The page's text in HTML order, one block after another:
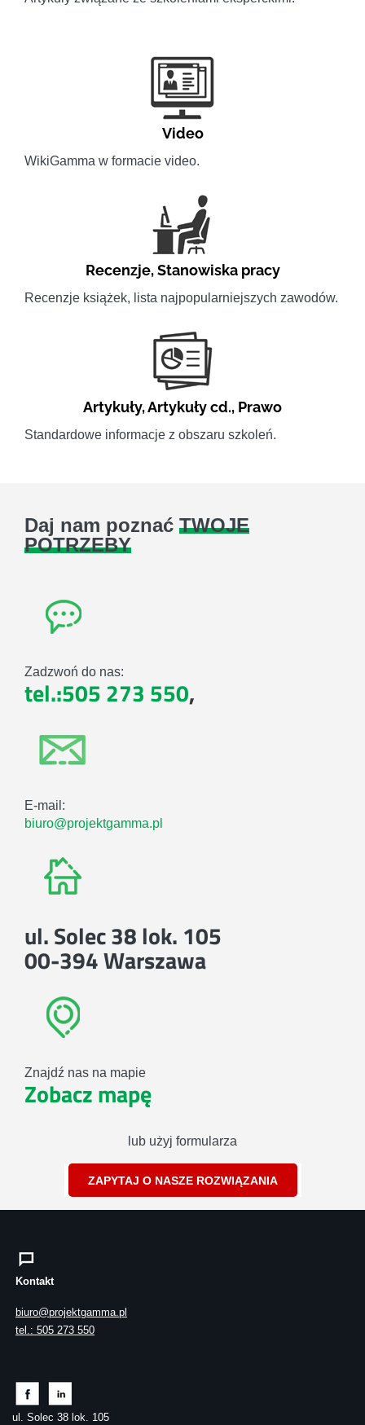
Video
WikiGamma w formacie video.
Recenzje,Stanowiska pracy
Recenzje książek, lista najpopularniejszych zawodów.
Artykuły,Artykuły cd., Prawo
Standardowe informacje z obszaru szkoleń.
Daj nam poznać TWOJE
POTRZEBY
Zadzwoń do nas:
tel.:505 273 550,
E-mail:
biuro@projektgamma.pl
ul. Solec 38 lok. 105
00-394 Warszawa
Znajdź nas na mapie
Zobacz mapę
lub użyj formularza
ZAPYTAJ O NASZE ROZWIĄZANIA
Kontakt
biuro@projektgamma.pl
tel.: 505 273 550
ul. Solec 38 lok. 105